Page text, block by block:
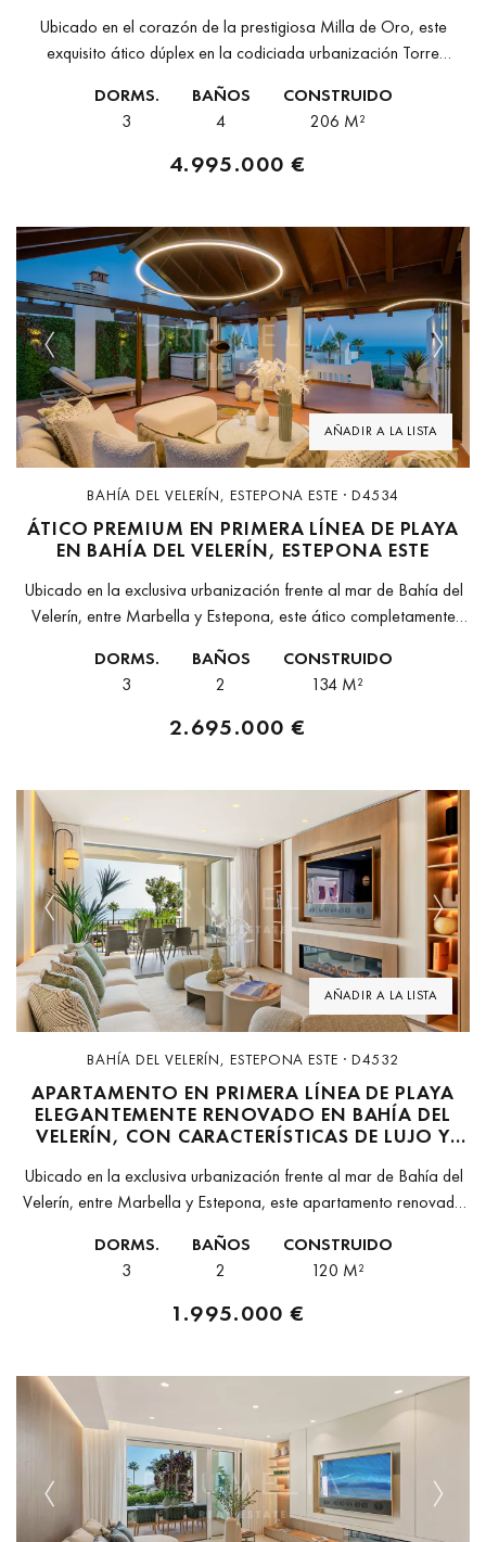
Ubicado en el corazón de la prestigiosa Milla de Oro, este
exquisito ático dúplex en la codiciada urbanización Torre
residencia que fusiona...
DORMS.
3
BAÑOS
4
CONSTRUIDO
206 M²
4.995.000 €
AÑADIR A LA LISTA
Previous Next
BAHÍA DEL VELERÍN, ESTEPONA ESTE · D4534
ÁTICO PREMIUM EN PRIMERA LÍNEA DE PLAYA
EN BAHÍA DEL VELERÍN, ESTEPONA ESTE
Ubicado en la exclusiva urbanización frente al mar de Bahía del
Velerín, entre Marbella y Estepona, este ático completamente
estilo de...
DORMS.
3
BAÑOS
2
CONSTRUIDO
134 M²
2.695.000 €
AÑADIR A LA LISTA
Previous Next
BAHÍA DEL VELERÍN, ESTEPONA ESTE · D4532
APARTAMENTO EN PRIMERA LÍNEA DE PLAYA
ELEGANTEMENTE RENOVADO EN BAHÍA DEL
VELERÍN, CON CARACTERÍSTICAS DE LUJO Y
Ubicado en la exclusiva urbanización frente al mar de Bahía del
Velerín, entre Marbella y Estepona, este apartamento renovado
confort...
DORMS.
3
BAÑOS
2
CONSTRUIDO
120 M²
1.995.000 €
Previous Next